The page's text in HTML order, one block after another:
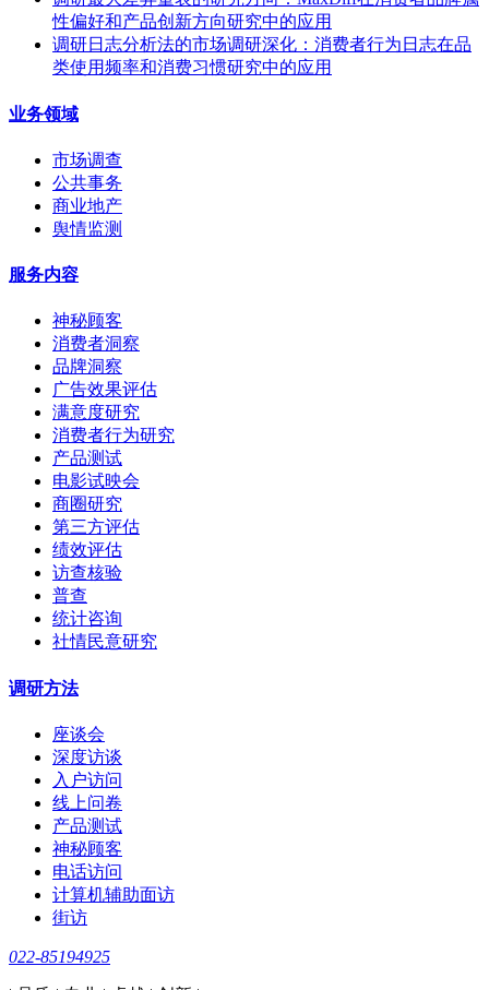
性偏好和产品创新方向研究中的应用
调研日志分析法的市场调研深化：消费者行为日志在品
类使用频率和消费习惯研究中的应用
业务领域
市场调查
公共事务
商业地产
舆情监测
服务内容
神秘顾客
消费者洞察
品牌洞察
广告效果评估
满意度研究
消费者行为研究
产品测试
电影试映会
商圈研究
第三方评估
绩效评估
访查核验
普查
统计咨询
社情民意研究
调研方法
座谈会
深度访谈
入户访问
线上问卷
产品测试
神秘顾客
电话访问
计算机辅助面访
街访
022-85194925